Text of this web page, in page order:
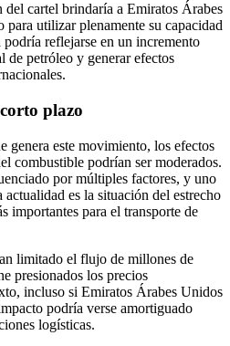
cartel brindaría a Emiratos Árabes
utilizar plenamente su capacidad
reflejarse en un incremento
de petróleo y generar efectos
plazo
genera este movimiento, los efectos
combustible podrían ser moderados.
por múltiples factores, y uno
actualidad es la situación del estrecho
importantes para el transporte de
limitado el flujo de millones de
presionados los precios
incluso si Emiratos Árabes Unidos
podría verse amortiguado
logísticas.